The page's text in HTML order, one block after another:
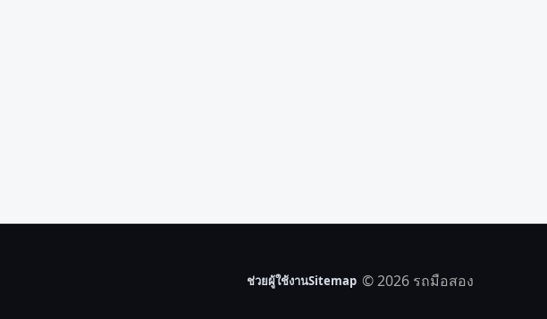
ช่วยผู้ใช้งานSitemap © 2026 รถมือสอง